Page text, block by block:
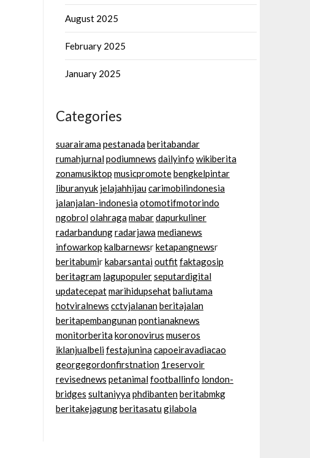
August 2025
February 2025
January 2025
Categories
suarairamapestanadaberitabandar
rumahjurnalpodiumnews dailyinfo wikiberita
zonamusiktop musicpromotebengkelpintar
liburanyuk jelajahhijaucarimobilindonesia
jalanjalan-indonesiaotomotifmotorindo
ngobrololahragamabardapurkuliner
radarbandungradarjawamedianews
infowarkop kalbarnewsrketapangnewsr
beritabumirkabarsantaioutfitfaktagosip
beritagram lagupopulerseputardigital
updatecepatmarihidupsehatbaliutama
hotviralnews cctvjalananberitajalan
beritapembangunanpontianaknews
monitorberitakoronovirus museros
iklanjualbelifestajuninacapoeiravadiacao
georgegordonfirstnation 1reservoir
revisednews petanimalfootballinfo london-
bridges sultaniyyaphdibantenberitabmkg
beritakejagungberitasatugilabola